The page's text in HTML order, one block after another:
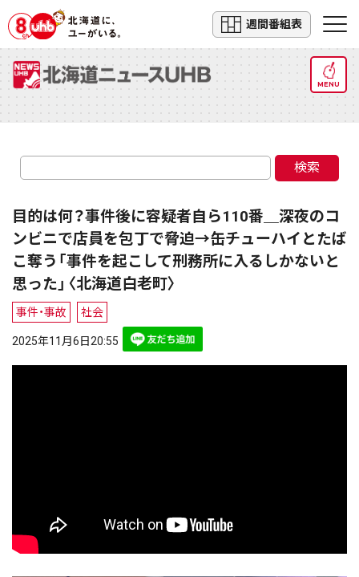
週間番組表
MENU
検索
目的は何？事件後に容疑者自ら110番＿深夜のコ
ンビニで店員を包丁で脅迫→缶チューハイとたば
こ奪う「事件を起こして刑務所に入るしかないと
思った」〈北海道白老町〉
事件・事故 社会
2025年11月6日20:55